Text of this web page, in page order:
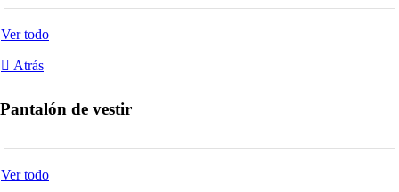
Ver todo
Atrás
Pantalón de vestir
Ver todo